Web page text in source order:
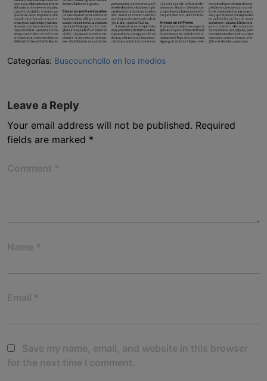
Categorías: Buscounchollo en los medios
Leave a Reply
Your email address will not be published. Required
fields are marked *
Comment *
Name *
Email *
Save my name, email, and website in this browser
for the next time I comment.